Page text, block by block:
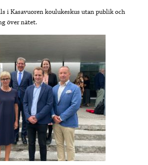
i Kasavuoren koulukeskus utan publik och
över nätet.